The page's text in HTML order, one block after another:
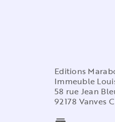
Editions
Immeuble
58 rue Jean
92178 Vanves